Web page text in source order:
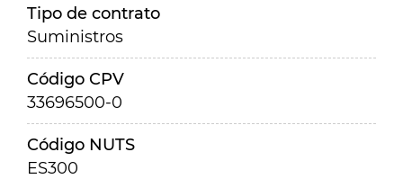
Tipo de contrato
Suministros
Código CPV
33696500-0
Código NUTS
ES300